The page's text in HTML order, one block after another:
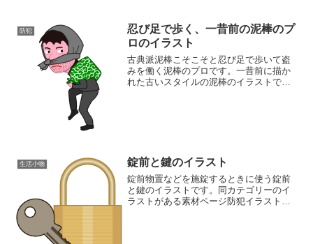
防犯
忍び足で歩く、一昔前の泥棒のプ
ロのイラスト
古典派泥棒こそこそと忍び足で歩いて盗
みを働く泥棒のプロです。一昔前に描か
れた古いスタイルの泥棒のイラストで
生活小物 錠前と鍵のイラスト
錠前物置などを施錠するときに使う錠前
と鍵のイラストです。同カテゴリーのイ
ラストがある素材ページ防犯イラスト素